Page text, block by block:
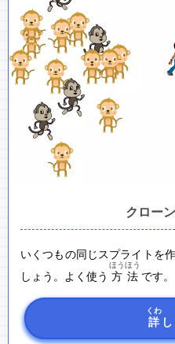
クロー
いくつもの同じスプライトを
しょう。よく使う 方法
ほうほう
です。
詳
くわ
し